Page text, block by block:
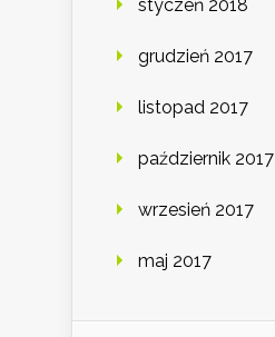
styczeń 2018
grudzień 2017
listopad 2017
październik 2017
wrzesień 2017
maj 2017